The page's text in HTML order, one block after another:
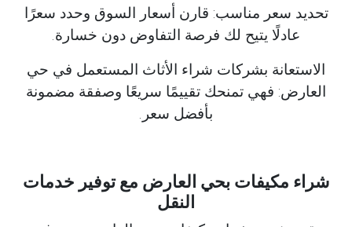
تحديد سعر مناسب: قارن أسعار السوق وحدد سعرًا
عادلًا يتيح لك فرصة التفاوض دون خسارة.
الاستعانة بشركات شراء الأثاث المستعمل في حي
العارض: فهي تمنحك تقييمًا سريعًا وصفقة مضمونة
بأفضل سعر.
شراء مكيفات بحي العارض مع توفير خدمات
النقل